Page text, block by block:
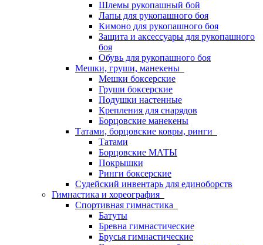
Шлемы рукопашный бой
Лапы для рукопашного боя
Кимоно для рукопашного боя
Защита и аксессуары для рукопашного
боя
Обувь для рукопашного боя
Мешки, груши, манекены
Мешки боксерские
Груши боксерские
Подушки настенные
Крепления для снарядов
Борцовские манекены
Татами, борцовские ковры, ринги
Татами
Борцовские МАТЫ
Покрышки
Ринги боксерские
Судейский инвентарь для единоборств
Гимнастика и хореография
Спортивная гимнастика
Батуты
Бревна гимнастические
Брусья гимнастические